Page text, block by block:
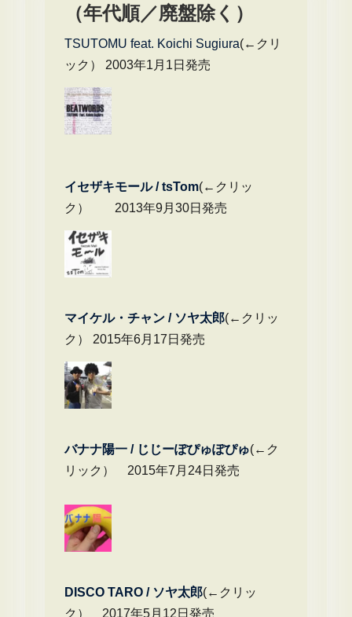
（年代順／廃盤除く）
TSUTOMU feat. Koichi Sugiura(←クリ
ック） 2003年1月1日発売
イセザキモール / tsTom(←クリッ
ク） 2013年9月30日発売
マイケル・チャ ン / ソヤ太郎(←クリッ
ク） 2015年6月17日発売
バナナ陽一 / じじーぽぴゅぽぴゅ(←ク
リック） 2015年7月24日発売
DISCO TARO / ソヤ太郎(←クリッ
ク） 2017年5月12日発売